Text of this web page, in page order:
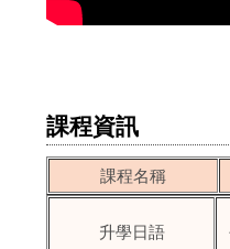
課程資訊
課程名稱
升學日語